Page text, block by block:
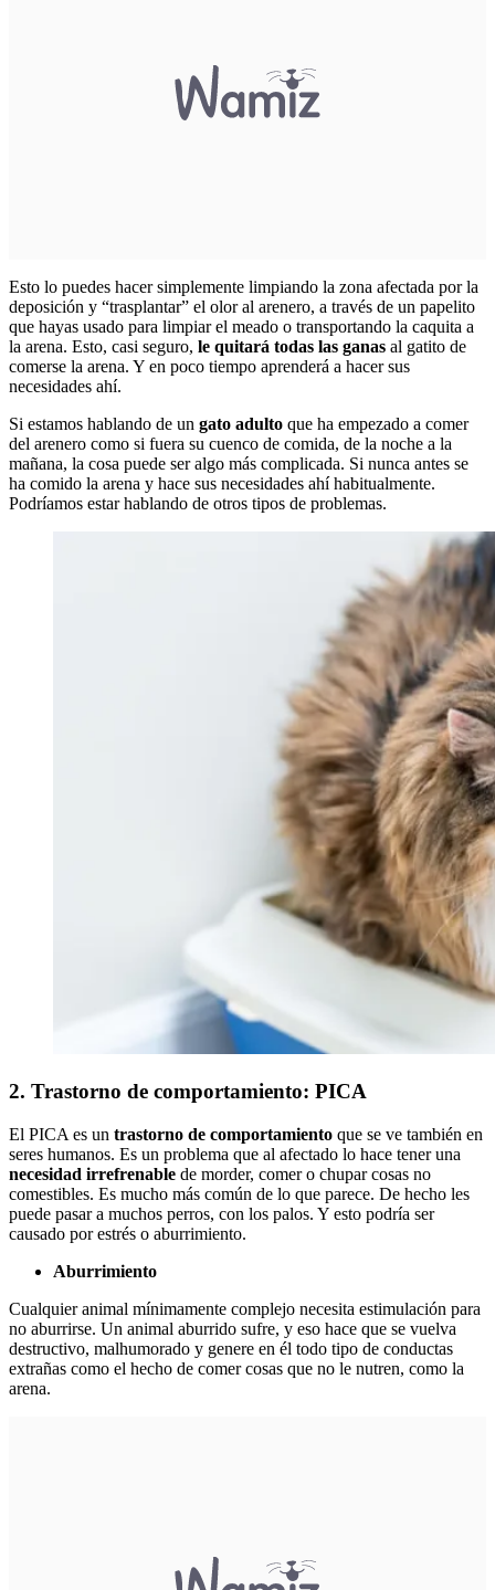
Esto lo puedes hacer simplemente limpiando la zona afectada por la
deposición y “trasplantar” el olor al arenero, a través de un papelito
que hayas usado para limpiar el meado o transportando la caquita a
la arena. Esto, casi seguro, le quitará todas las ganas al gatito de
comerse la arena. Y en poco tiempo aprenderá a hacer sus
necesidades ahí.
Si estamos hablando de un gato adulto que ha empezado a comer
del arenero como si fuera su cuenco de comida, de la noche a la
mañana, la cosa puede ser algo más complicada. Si nunca antes se
ha comido la arena y hace sus necesidades ahí habitualmente.
Podríamos estar hablando de otros tipos de problemas.
2. Trastorno de comportamiento: PICA
El PICA es un trastorno de comportamiento que se ve también en
seres humanos. Es un problema que al afectado lo hace tener una
necesidad irrefrenable de morder, comer o chupar cosas no
comestibles. Es mucho más común de lo que parece. De hecho les
puede pasar a muchos perros, con los palos. Y esto podría ser
causado por estrés o aburrimiento.
Aburrimiento
Cualquier animal mínimamente complejo necesita estimulación para
no aburrirse. Un animal aburrido sufre, y eso hace que se vuelva
destructivo, malhumorado y genere en él todo tipo de conductas
extrañas como el hecho de comer cosas que no le nutren, como la
arena.